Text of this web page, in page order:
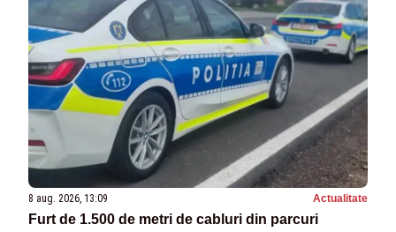
8 aug. 2026, 13:09 Actualitate
Furt de 1.500 de metri de cabluri din parcuri